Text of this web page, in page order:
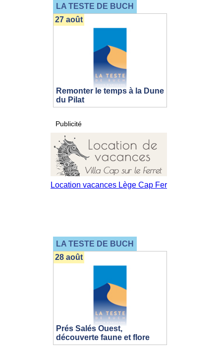
LA TESTE DE BUCH
Remonter le temps à la Dune
du Pilat
27 août
Publicité
LA TESTE DE BUCH
Prés Salés Ouest,
découverte faune et flore
28 août